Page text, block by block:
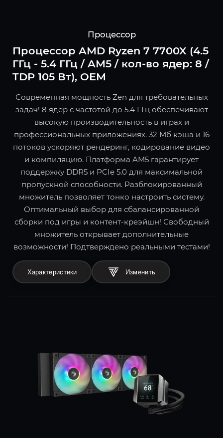
Процессор
Процессор AMD Ryzen 7 7700X (4.5
ГГц - 5.4 ГГц / AM5 / кол-во ядер: 8 /
TDP 105 Вт), OEM
Современная мощность Zen для требовательных
задач! 8 ядер с частотой до 5.4 ГГц обеспечивают
высокую производительность в играх и
профессиональных приложениях. 32 Мб кэша и 16
потоков ускоряют рендеринг, кодирование видео
и компиляцию. Платформа AM5 гарантирует
поддержку DDR5 и PCIe 5.0 для максимальной
пропускной способности. Разблокированный
множитель позволяет тонко настроить систему.
Оптимальный выбор для сбалансированной
сборки под игры и контент-креэйшн! Свободный
множитель открывает дополнительные
возможности! Подтверждено реальными тестами!
Характеристики